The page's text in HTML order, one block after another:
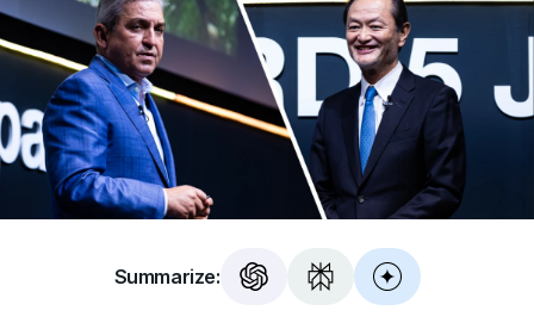
Summarize: